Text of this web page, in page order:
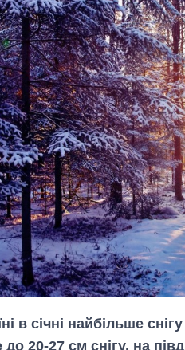
в січні найбільше
до 20-27 см снігу, на